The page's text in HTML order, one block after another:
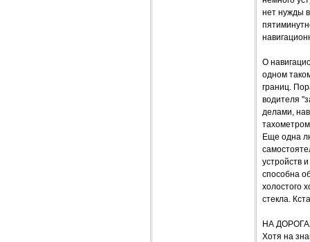
нет нужды
О
одном
границ.
водителя
делами,
Еще одна
устройств
способна
холостого
стекла.
НА
Хотя на